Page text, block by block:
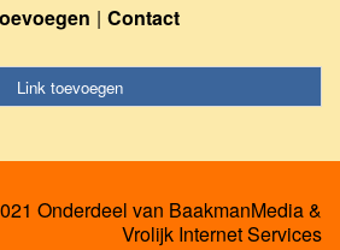
Contact
Link toevoegen
Onderdeel van BaakmanMedia&
Vrolijk Internet Services